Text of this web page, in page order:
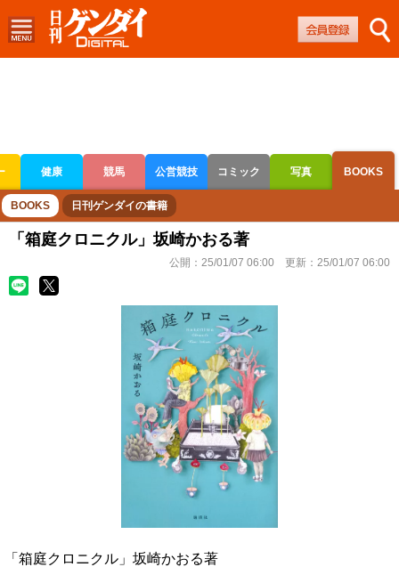
健康 競馬 公営競技 コミック 写真 BOOKS
ボートレース 競輪 オートレース
BOOKS 日刊ゲンダイの書籍
「箱庭クロニクル」坂崎かおる著
公開： 25/01/07 06:00 更新： 25/01/07 06:00
「箱庭クロニクル」坂崎かおる著